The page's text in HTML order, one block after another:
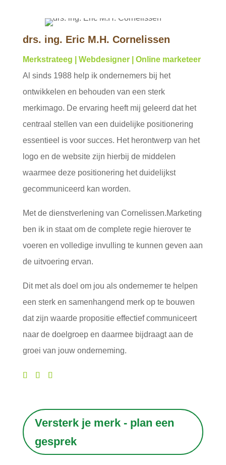
drs. ing. Eric M.H. Cornelissen
Merkstrateeg | Webdesigner | Online marketeer
Al sinds 1988 help ik ondernemers bij het
ontwikkelen en behouden van een sterk
merkimago. De ervaring heeft mij geleerd dat het
centraal stellen van een duidelijke positionering
essentieel is voor succes. Het herontwerp van het
logo en de website zijn hierbij de middelen
waarmee deze positionering het duidelijkst
gecommuniceerd kan worden.
Met de dienstverlening van Cornelissen.Marketing
ben ik in staat om de complete regie hierover te
voeren en volledige invulling te kunnen geven aan
de uitvoering ervan.
Dit met als doel om jou als ondernemer te helpen
een sterk en samenhangend merk op te bouwen
dat zijn waarde propositie effectief communiceert
naar de doelgroep en daarmee bijdraagt aan de
groei van jouw onderneming.
Versterk je merk - plan een
gesprek